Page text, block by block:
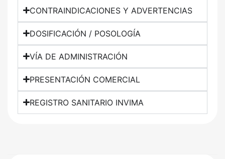
CONTRAINDICACIONES Y ADVERTENCIAS
DOSIFICACIÓN / POSOLOGÍA
VÍA DE ADMINISTRACIÓN
PRESENTACIÓN COMERCIAL
REGISTRO SANITARIO INVIMA